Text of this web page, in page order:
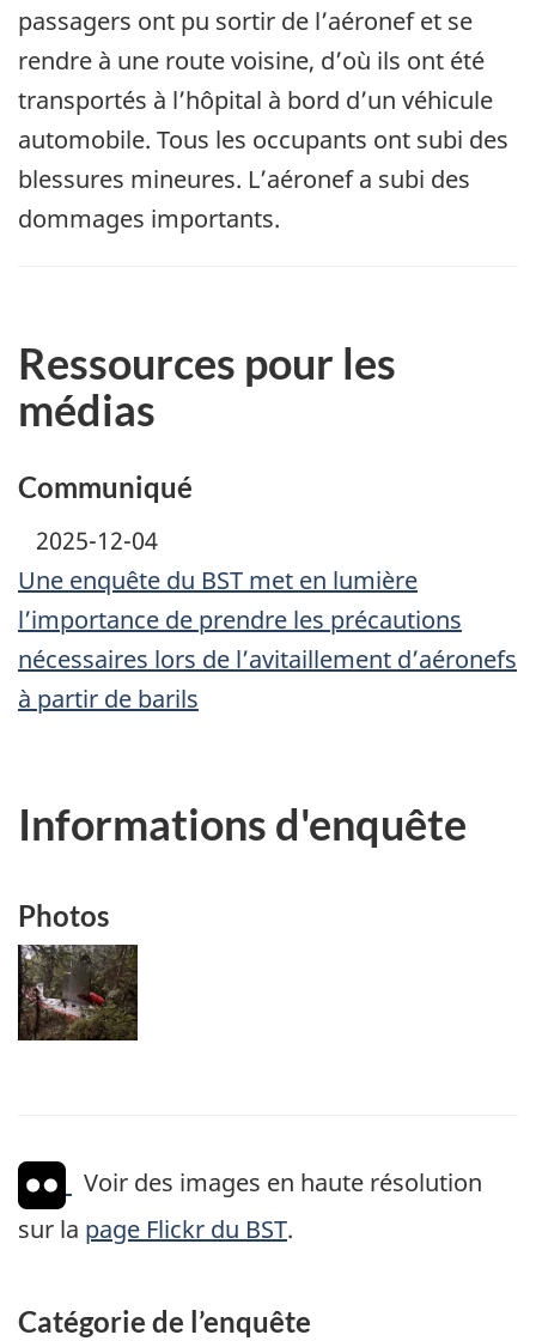
passagers ont pu sortir de l’aéronef et se
rendre à une route voisine, d’où ils ont été
transportés à l’hôpital à bord d’un véhicule
automobile. Tous les occupants ont subi des
blessures mineures. L’aéronef a subi des
dommages importants.
Ressources pour les
médias
Communiqué
2025-12-04
Une enquête du BST met en lumière
l’importance de prendre les précautions
nécessaires lors de l’avitaillement d’aéronefs
à partir de barils
Informations d'enquête
Photos
Image
Voir des images en haute résolution
sur la page Flickr du BST.
Catégorie de l’enquête